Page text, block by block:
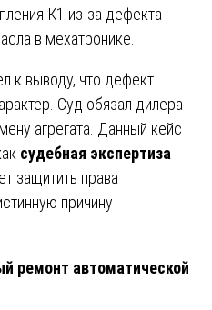
К1 из-за дефекта
в мехатронике.
к выводу, что дефект
Суд обязал дилера
агрегата. Данный кейс
судебная экспертиза
защитить права
причину
ремонт автоматической